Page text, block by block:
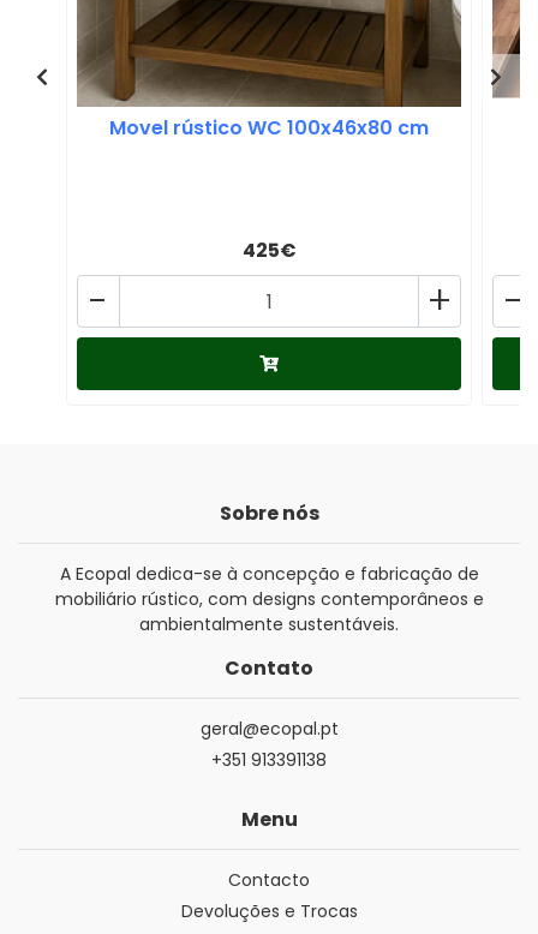
Movel rústico WC 100x46x80 cm
425€
+
- -
Sobre nós
A Ecopal dedica-se à concepção e fabricação de
mobiliário rústico, com designs contemporâneos e
ambientalmente sustentáveis.
Contato
geral@ecopal.pt
+351 913391138
Menu
Contacto
Devoluções e Trocas